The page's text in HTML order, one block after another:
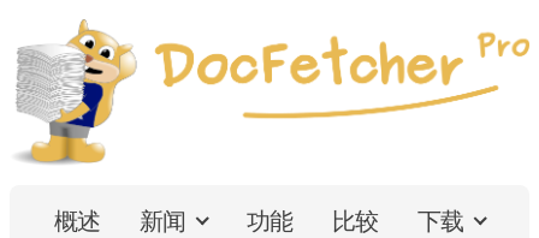
概述 新闻 功能 比较 下载